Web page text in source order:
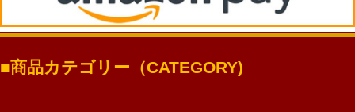
商品カテゴリー（CATEGORY)